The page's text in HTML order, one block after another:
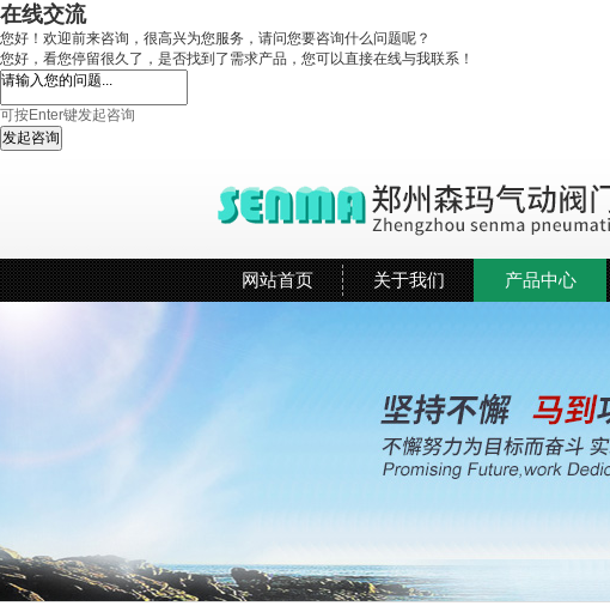
在线交流
您好！欢迎前来咨询，很高兴为您服务，请问您要咨询什么问题呢？
您好，看您停留很久了，是否找到了需求产品，您可以直接在线与我联系！
可按Enter键发起咨询
发起咨询
网站首页 关于我们 产品中心